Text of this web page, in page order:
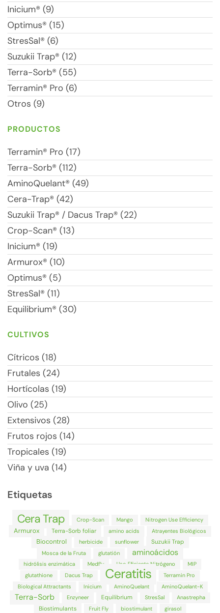
Inicium® (9)
Optimus® (15)
StresSal® (6)
Suzukii Trap® (12)
Terra-Sorb® (55)
Terramin® Pro (6)
Otros (9)
PRODUCTOS
Terramin® Pro (17)
Terra-Sorb® (112)
AminoQuelant® (49)
Cera-Trap® (42)
Suzukii Trap® / Dacus Trap® (22)
Crop-Scan® (13)
Inicium® (19)
Armurox® (10)
Optimus® (5)
StresSal® (11)
Equilibrium® (30)
CULTIVOS
Cítricos (18)
Frutales (24)
Hortícolas (19)
Olivo (25)
Extensivos (28)
Frutos rojos (14)
Tropicales (19)
Viña y uva (14)
Etiquetas
Cera Trap Crop-Scan Mango Nitrogen Use Efficiency
Armurox Terra-Sorb foliar amino acids Atrayentes Biológicos
Biocontrol herbicide sunflower Suzukii Trap
Mosca de la Fruta glutatión aminoácidos
hidrólisis enzimática Medfly Uso Eficiente Nitrógeno
MIP
glutathione
Dacus Trap Ceratitis
Terramin Pro
Biological Attractants
Inicium AminoQuelant AminoQuelant-K
Terra-Sorb Enzyneer Equilibrium StresSal Anastrepha
Biostimulants Fruit Fly biostimulant
girasol